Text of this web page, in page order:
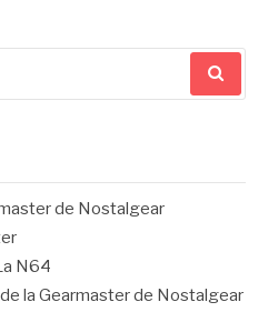
de Nostalgear
N64
la Gearmaster de Nostalgear